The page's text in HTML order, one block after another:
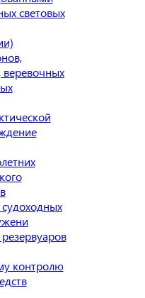
световых
веревочных
контролю